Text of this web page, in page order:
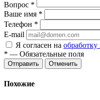
Вопрос *
Ваше имя *
Телефон *
E-mail
Я согласен на
* — Обязательные поля
Отменить
Похожие